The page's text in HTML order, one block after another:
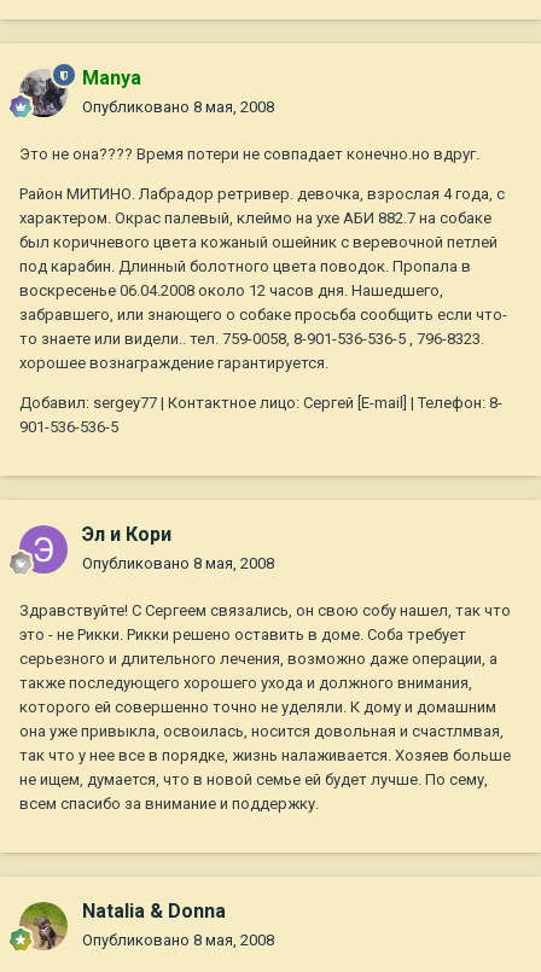
Manya
Опубликовано 8 мая, 2008
Это не она???? Время потери не совпадает конечно.но вдруг.
Район МИТИНО. Лабрадор ретривер. девочка, взрослая 4 года, с
характером. Окрас палевый, клеймо на ухе АБИ 882.7 на собаке
был коричневого цвета кожаный ошейник с веревочной петлей
под карабин. Длинный болотного цвета поводок. Пропала в
воскресенье 06.04.2008 около 12 часов дня. Нашедшего,
забравшего, или знающего о собаке просьба сообщить если что-
то знаете или видели.. тел. 759-0058, 8-901-536-536-5 , 796-8323.
хорошее вознаграждение гарантируется.
Добавил: sergey77 | Контактное лицо: Сергей [E-mail] | Телефон: 8-
901-536-536-5
Эл и Кори
Опубликовано 8 мая, 2008
Здравствуйте! С Сергеем связались, он свою собу нашел, так что
это - не Рикки. Рикки решено оставить в доме. Соба требует
серьезного и длительного лечения, возможно даже операции, а
также последующего хорошего ухода и должного внимания,
которого ей совершенно точно не уделяли. К дому и домашним
она уже привыкла, освоилась, носится довольная и счастлмвая,
так что у нее все в порядке, жизнь налаживается. Хозяев больше
не ищем, думается, что в новой семье ей будет лучше. По сему,
всем спасибо за внимание и поддержку.
Natalia & Donna
Опубликовано 8 мая, 2008